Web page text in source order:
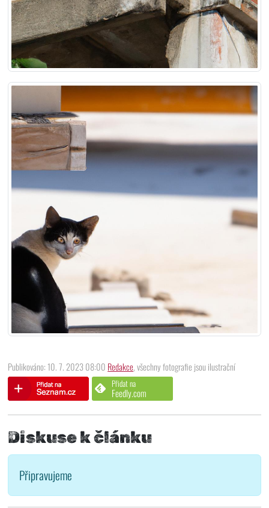
Publikováno: 10. 7. 2023 08:00 Redakce, všechny fotografie jsou ilustrační
Přidat na
Feedly.com
Diskuse k článku
Připravujeme